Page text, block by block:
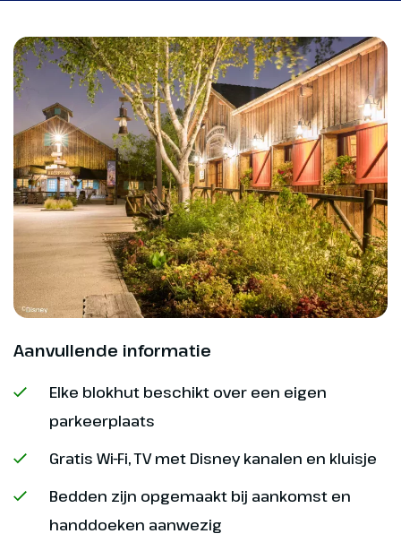
Aanvullende informatie
Elke blokhut beschikt over een eigen
parkeerplaats
Gratis Wi-Fi, TV met Disney kanalen en kluisje
Bedden zijn opgemaakt bij aankomst en
handdoeken aanwezig